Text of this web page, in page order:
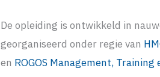
De opleiding is ontwikkeld in
georganiseerd onder regie van
en ROGOS Management, Training